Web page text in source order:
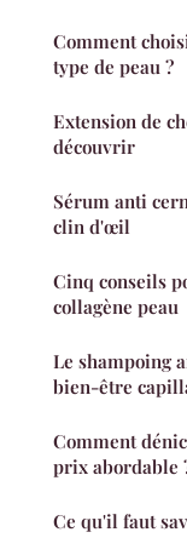
Comment
type de peau ?
Extension de
découvrir
Sérum anti
clin d'œil
Cinq conseils
collagène peau
Le shampoing
bien-être
Comment
prix abordable
Ce qu'il faut